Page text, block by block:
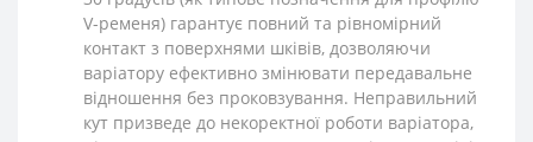
V-ременя) гарантує повний та рівномірний
контакт з поверхнями шківів, дозволяючи
варіатору ефективно змінювати передавальне
відношення без проковзування. Неправильний
кут призведе до некоректної роботи варіатора,